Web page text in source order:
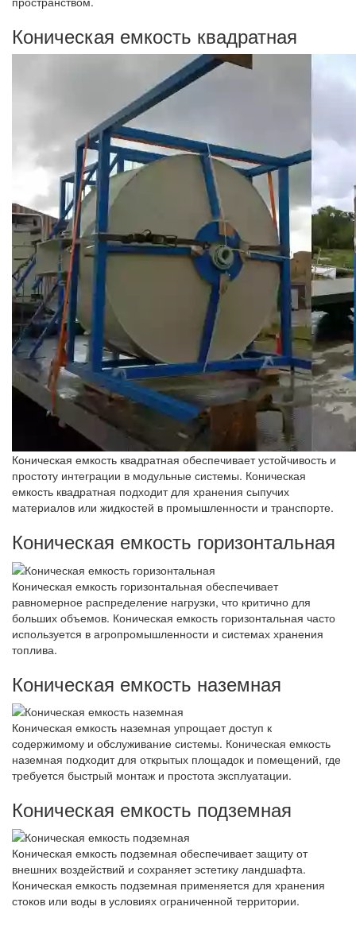
Коническая емкость квадратная
Коническая емкость квадратная обеспечивает устойчивость и
простоту интеграции в модульные системы. Коническая
емкость квадратная подходит для хранения сыпучих
материалов или жидкостей в промышленности и транспорте.
Коническая емкость горизонтальная
Коническая емкость горизонтальная обеспечивает
равномерное распределение нагрузки, что критично для
больших объемов. Коническая емкость горизонтальная часто
используется в агропромышленности и системах хранения
топлива.
Коническая емкость наземная
Коническая емкость наземная упрощает доступ к
содержимому и обслуживание системы. Коническая емкость
наземная подходит для открытых площадок и помещений, где
требуется быстрый монтаж и простота эксплуатации.
Коническая емкость подземная
Коническая емкость подземная обеспечивает защиту от
внешних воздействий и сохраняет эстетику ландшафта.
Коническая емкость подземная применяется для хранения
стоков или воды в условиях ограниченной территории.